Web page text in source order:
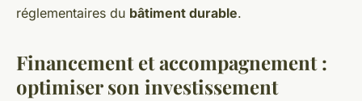
réglementaires du bâtiment durable.
Financement et accompagnement :
optimiser son investissement